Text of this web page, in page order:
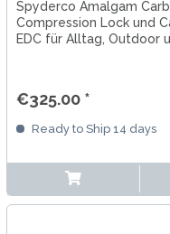
Spyderco Amalgam
Compression Lock und
EDC für Alltag, Outdoor
€325.00 *
Ready to Ship 14 days